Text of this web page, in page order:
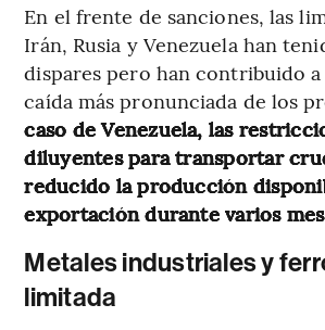
En el frente de sanciones, las
Irán, Rusia y Venezuela han
dispares pero han contribuido
caída más pronunciada de los
caso de Venezuela, las
diluyentes para transportar
reducido la producción
exportación durante varios
Metales industriales y
limitada